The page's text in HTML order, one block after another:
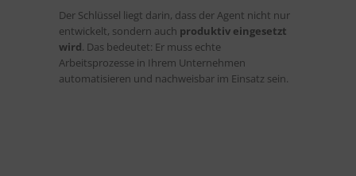
Der Schlüssel liegt darin, dass der Agent nicht nur
entwickelt, sondern auch produktiv eingesetzt
wird. Das bedeutet: Er muss echte
Arbeitsprozesse in Ihrem Unternehmen
automatisieren und nachweisbar im Einsatz sein.